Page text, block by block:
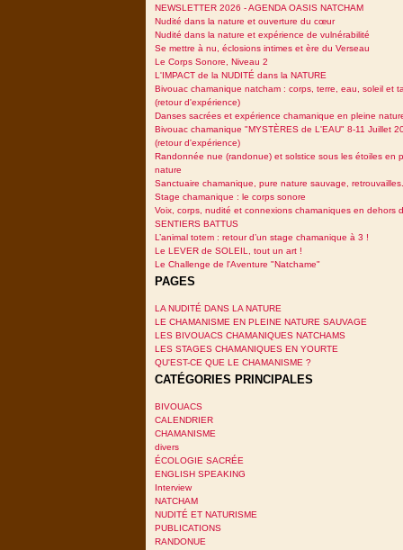
NEWSLETTER 2026 - AGENDA OASIS NATCHAM
Nudité dans la nature et ouverture du cœur
Nudité dans la nature et expérience de vulnérabilité
Se mettre à nu, éclosions intimes et ère du Verseau
Le Corps Sonore, Niveau 2
L'IMPACT de la NUDITÉ dans la NATURE
Bivouac chamanique natcham : corps, terre, eau, soleil et
(retour d'expérience)
Danses sacrées et expérience chamanique en pleine
Bivouac chamanique "MYSTÈRES de L'EAU" 8-11 Juillet
(retour d'expérience)
Randonnée nue (randonue) et solstice sous les étoiles en
nature
Sanctuaire chamanique, pure nature sauvage,
Stage chamanique : le corps sonore
Voix, corps, nudité et connexions chamaniques en dehors
SENTIERS BATTUS
L’animal totem : retour d’un stage chamanique à 3 !
Le LEVER de SOLEIL, tout un art !
Le Challenge de l'Aventure "Natchame"
PAGES
LA NUDITÉ DANS LA NATURE
LE CHAMANISME EN PLEINE NATURE SAUVAGE
LES BIVOUACS CHAMANIQUES NATCHAMS
LES STAGES CHAMANIQUES EN YOURTE
QU'EST-CE QUE LE CHAMANISME ?
CATÉGORIES PRINCIPALES
BIVOUACS
CALENDRIER
CHAMANISME
divers
ÉCOLOGIE SACRÉE
ENGLISH SPEAKING
Interview
NATCHAM
NUDITÉ ET NATURISME
PUBLICATIONS
RANDONUE